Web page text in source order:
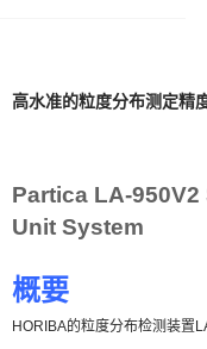
高水准的粒度分布测定精
Partica LA-
Unit System
概要
HORIBA的粒度分布检测装置